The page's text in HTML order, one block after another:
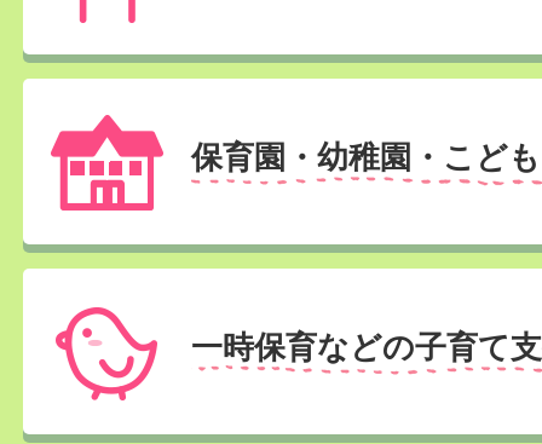
保育園・幼稚園・こど
一時保育などの子育て